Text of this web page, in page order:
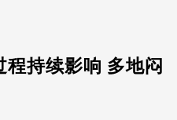
持续影响 多地闷